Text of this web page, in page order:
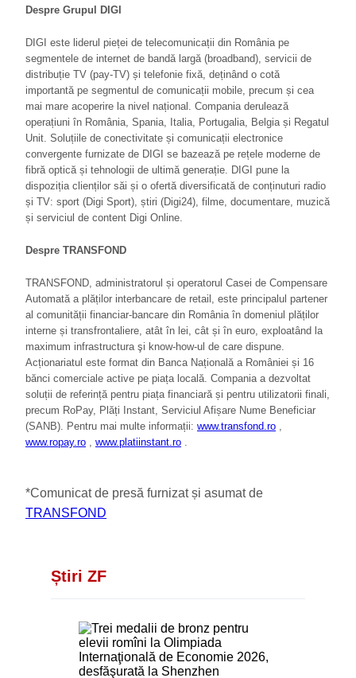
Despre Grupul DIGI
DIGI este liderul pieței de telecomunicații din România pe
segmentele de internet de bandă largă (broadband), servicii de
distribuție TV (pay-TV) și telefonie fixă, deținând o cotă
importantă pe segmentul de comunicații mobile, precum și cea
mai mare acoperire la nivel național. Compania derulează
operațiuni în România, Spania, Italia, Portugalia, Belgia și Regatul
Unit. Soluțiile de conectivitate și comunicații electronice
convergente furnizate de DIGI se bazează pe rețele moderne de
fibră optică și tehnologii de ultimă generație. DIGI pune la
dispoziția clienților săi și o ofertă diversificată de conținuturi radio
și TV: sport (Digi Sport), știri (Digi24), filme, documentare, muzică
și serviciul de content Digi Online.
Despre TRANSFOND
TRANSFOND, administratorul și operatorul Casei de Compensare
Automată a plăților interbancare de retail, este principalul partener
al comunității financiar-bancare din România în domeniul plăților
interne și transfrontaliere, atât în lei, cât și în euro, exploatând la
maximum infrastructura şi know-how-ul de care dispune.
Acționariatul este format din Banca Națională a României și 16
bănci comerciale active pe piața locală. Compania a dezvoltat
soluții de referință pentru piața financiară și pentru utilizatorii finali,
precum RoPay, Plăți Instant, Serviciul Afișare Nume Beneficiar
(SANB). Pentru mai multe informații: www.transfond.ro
www.ropay.ro
www.platiinstant.ro
*Comunicat de presă furnizat și asumat de
TRANSFOND
Știri ZF